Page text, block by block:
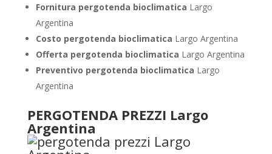
Fornitura pergotenda bioclimatica Largo
Argentina
Costo pergotenda bioclimatica Largo Argentina
Offerta pergotenda bioclimatica Largo Argentina
Preventivo pergotenda bioclimatica Largo
Argentina
PERGOTENDA PREZZI Largo
Argentina